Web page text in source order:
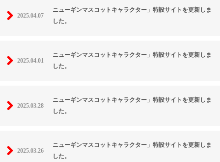
2025.04.07
ニューギンマスコットキャラクター」特設サイトを更新しま
した。
2025.04.01
ニューギンマスコットキャラクター」特設サイトを更新しま
した。
2025.03.28
ニューギンマスコットキャラクター」特設サイトを更新しま
した。
2025.03.26
ニューギンマスコットキャラクター」特設サイトを更新しま
した。